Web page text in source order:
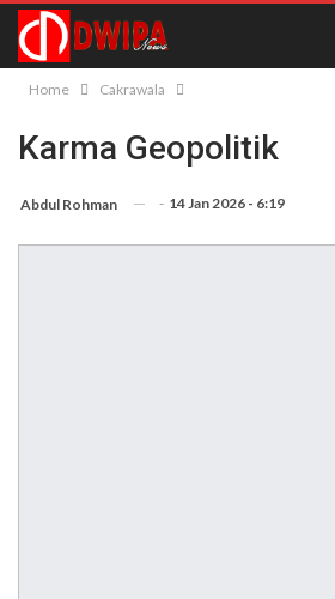
Home Cakrawala
Karma Geopolitik
Abdul Rohman - 14 Jan 2026 - 6:19